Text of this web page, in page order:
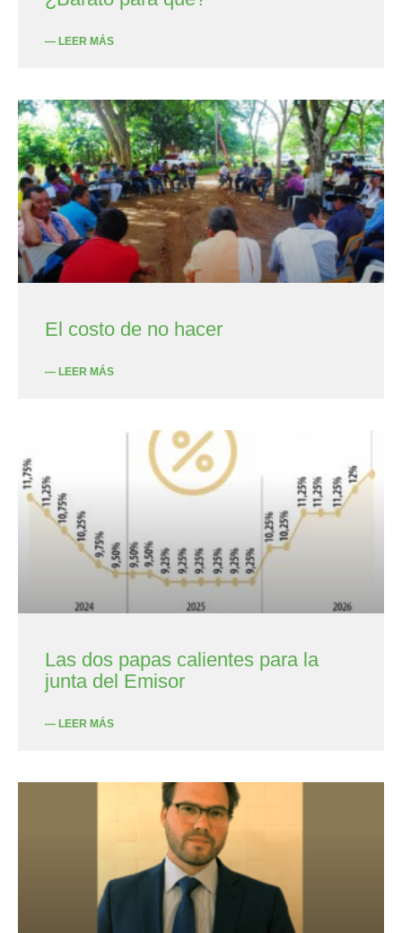
— LEER MÁS
El costo de no hacer
— LEER MÁS
Las dos papas calientes para la
junta del Emisor
— LEER MÁS